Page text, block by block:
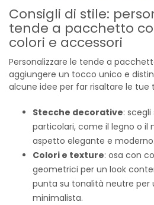
Consigli di stile:
tende a pacchetto
colori e accessori
Personalizzare le tende a
aggiungere un tocco unico e
alcune idee per far risaltare le tue
Stecche decorative:
particolari, come il legno o il
aspetto elegante e moderno.
Colori e texture: osa con
geometrici per un look
punta su tonalità neutre per
minimalista.